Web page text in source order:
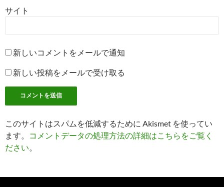
サイト
新しいコメントをメールで通知
新しい投稿をメールで受け取る
このサイトはスパムを低減するために Akismet を使ってい
ます。
コメントデータの処理方法の詳細はこちらをご覧く
ださい。